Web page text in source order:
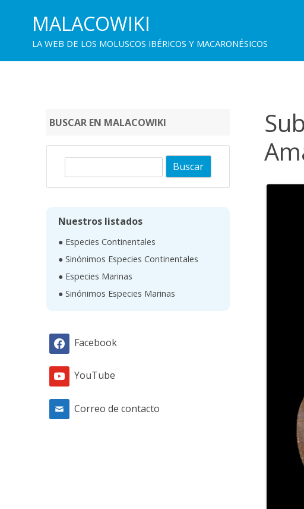
MALACOWIKI
LA WEB DE LOS MOLUSCOS IBÉRICOS Y MACARONÉSICOS
BUSCAR EN MALACOWIKI
Nuestros listados
● Especies Continentales
● Sinónimos Especies Continentales
● Especies Marinas
● Sinónimos Especies Marinas
Facebook
YouTube
Correo de contacto